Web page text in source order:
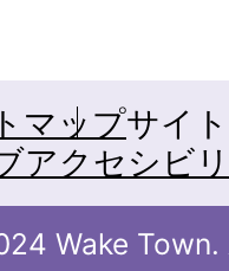
マップサイ
アクセシビ
Wake Town.